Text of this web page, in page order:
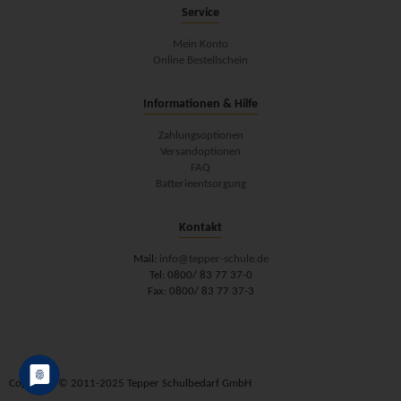
Service
Mein Konto
Online Bestellschein
Informationen & Hilfe
Zahlungsoptionen
Versandoptionen
FAQ
Batterieentsorgung
Kontakt
Mail: info@tepper-schule.de
Tel: 0800/ 83 77 37-0
Fax: 0800/ 83 77 37-3
Copyright © 2011-2025 Tepper Schulbedarf GmbH